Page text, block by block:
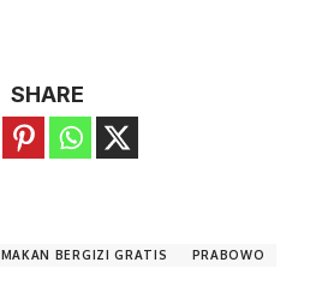
SHARE
MAKAN BERGIZI GRATIS
PRABOWO